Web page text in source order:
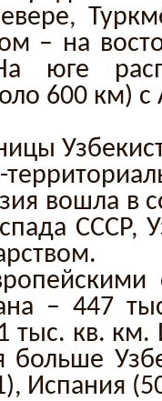
– на
юге
600 км)
вошла в
СССР,
– 447
тыс. кв.
больше
Испания